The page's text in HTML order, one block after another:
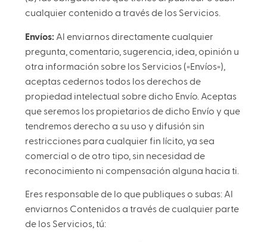
cualquier contenido a través de los Servicios.
Envíos: Al enviarnos directamente cualquier
pregunta, comentario, sugerencia, idea, opinión u
otra información sobre los Servicios («Envíos»),
aceptas cedernos todos los derechos de
propiedad intelectual sobre dicho Envío. Aceptas
que seremos los propietarios de dicho Envío y que
tendremos derecho a su uso y difusión sin
restricciones para cualquier fin lícito, ya sea
comercial o de otro tipo, sin necesidad de
reconocimiento ni compensación alguna hacia ti.
Eres responsable de lo que publiques o subas: Al
enviarnos Contenidos a través de cualquier parte
de los Servicios, tú: